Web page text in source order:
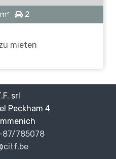
2
mieten
srl
— Peckham 4
—
87/785078
—